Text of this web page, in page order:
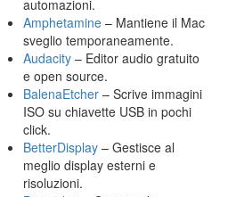
automazioni.
Amphetamine – Mantiene il Mac
sveglio temporaneamente.
Audacity – Editor audio gratuito
e open source.
BalenaEtcher – Scrive immagini
ISO su chiavette USB in pochi
click.
BetterDisplay – Gestisce al
meglio display esterni e
risoluzioni.